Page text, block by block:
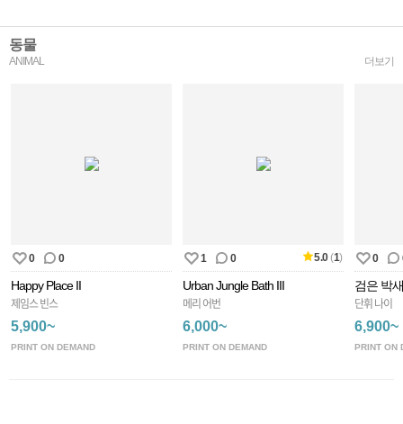
동물
ANIMAL 더보기
0 0
Happy Place II
제임스 빈스
5,900~
PRINT ON DEMAND
1 0 5.0(1)
Urban Jungle Bath III
메리 어번
6,000~
PRINT ON DEMAND
0
검은 박
단휘 나이
6,900~
PRINT ON